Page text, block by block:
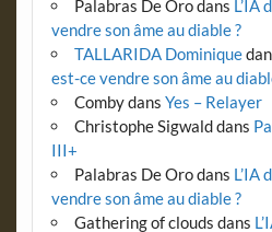
Palabras De Orodans L’IA
vendre son âme au diable ?
TALLARIDA Dominique
est-ce vendre son âme au
Combydans Yes – Relayer
Christophe Sigwalddans
III+
Palabras De Orodans L’IA
vendre son âme au diable ?
Gathering of clouds dans